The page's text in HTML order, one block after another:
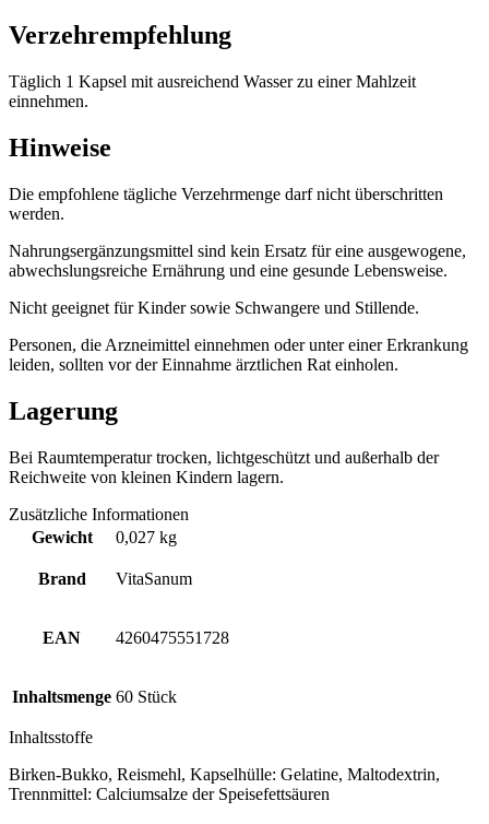
Verzehrempfehlung
Täglich 1 Kapsel mit ausreichend Wasser zu einer Mahlzeit
einnehmen.
Hinweise
Die empfohlene tägliche Verzehrmenge darf nicht überschritten
werden.
Nahrungsergänzungsmittel sind kein Ersatz für eine ausgewogene,
abwechslungsreiche Ernährung und eine gesunde Lebensweise.
Nicht geeignet für Kinder sowie Schwangere und Stillende.
Personen, die Arzneimittel einnehmen oder unter einer Erkrankung
leiden, sollten vor der Einnahme ärztlichen Rat einholen.
Lagerung
Bei Raumtemperatur trocken, lichtgeschützt und außerhalb der
Reichweite von kleinen Kindern lagern.
Zusätzliche Informationen
Gewicht
0,027 kg
Brand VitaSanum
EAN 4260475551728
Inhaltsmenge 60 Stück
Inhaltsstoffe
Birken-Bukko, Reismehl, Kapselhülle: Gelatine, Maltodextrin,
Trennmittel: Calciumsalze der Speisefettsäuren